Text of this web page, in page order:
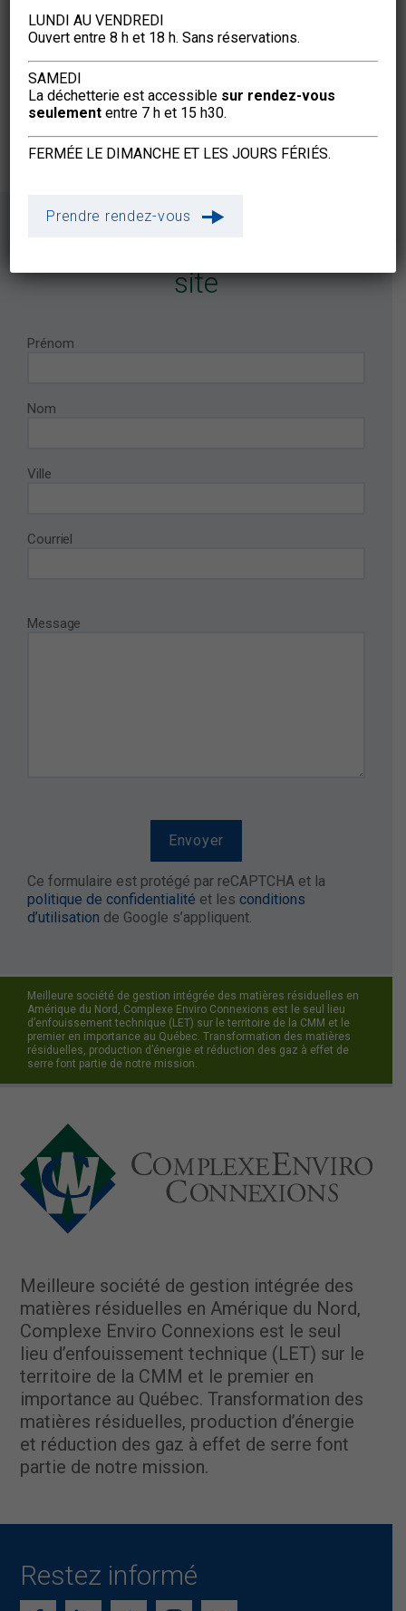
site
Prénom
Nom
Ville
Courriel
Message
Ce formulaire est protégé par reCAPTCHA et la
politique de confidentialité et les conditions
d’utilisation de Google s’appliquent.
Meilleure société de gestion intégrée des matières résiduelles en
Amérique du Nord, Complexe Enviro Connexions est le seul lieu
d’enfouissement technique (LET) sur le territoire de la CMM et le
premier en importance au Québec. Transformation des matières
résiduelles, production d’énergie et réduction des gaz à effet de
serre font partie de notre mission.
Meilleure société de gestion intégrée des
matières résiduelles en Amérique du Nord,
Complexe Enviro Connexions est le seul
lieu d’enfouissement technique (LET) sur le
territoire de la CMM et le premier en
importance au Québec. Transformation des
matières résiduelles, production d’énergie
et réduction des gaz à effet de serre font
partie de notre mission.
Restez informé
LUNDI AU VENDREDI
Ouvert entre 8 h et 18 h. Sans réservations.
SAMEDI
La déchetterie est accessible sur rendez-vous
seulement entre 7 h et 15 h30.
FERMÉE LE DIMANCHE ET LES JOURS FÉRIÉS.
Prendre rendez-vous